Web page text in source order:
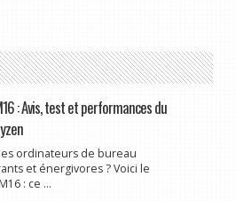
: Avis, test et performances du
ordinateurs de bureau
et énergivores ? Voici le
: ce ...